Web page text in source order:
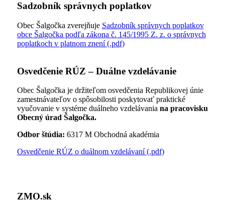
Sadzobník správnych poplatkov
Obec Šalgočka zverejňuje Sadzobník správnych poplatkov
obce Šalgočka podľa zákona č. 145/1995 Z. z. o správnych
poplatkoch v platnom znení (.pdf)
Osvedčenie RÚZ – Duálne vzdelávanie
Obec Šalgočka je držiteľom osvedčenia Republikovej únie
zamestnávateľov o spôsobilosti poskytovať praktické
vyučovanie v systéme duálneho vzdelávania na pracovisku
Obecný úrad Šalgočka.
Odbor štúdia: 6317 M Obchodná akadémia
Osvedčenie RÚZ o duálnom vzdelávaní (.pdf)
ZMO.sk